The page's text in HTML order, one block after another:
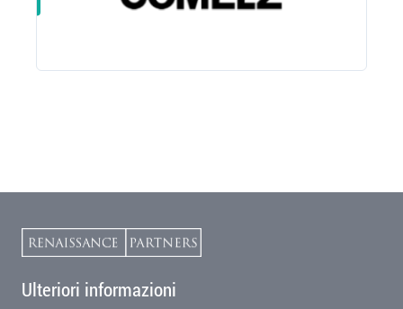
Ulteriori informazioni